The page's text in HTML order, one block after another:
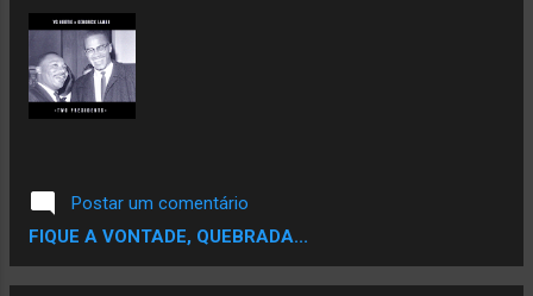
Postar um comentário
FIQUE A VONTADE, QUEBRADA...